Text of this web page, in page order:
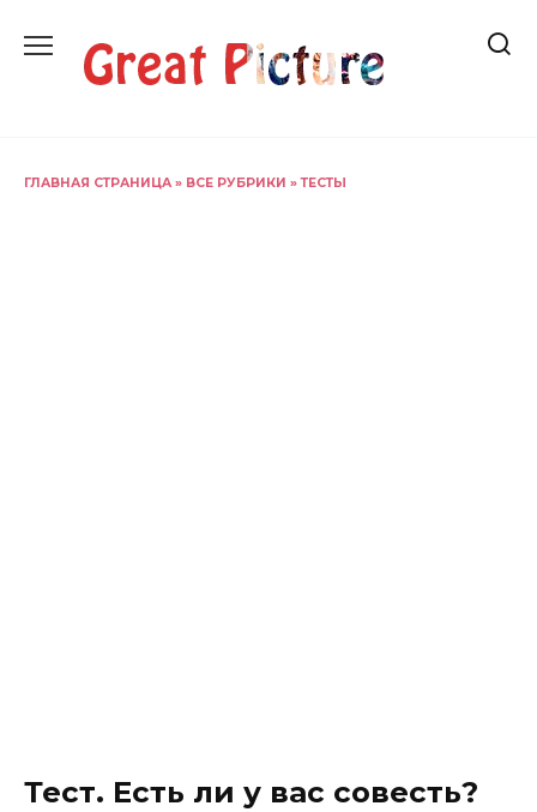
содержанию
ГЛАВНАЯ СТРАНИЦА » ВСЕ РУБРИКИ »ТЕСТЫ
Тест. Есть ли у вас совесть?